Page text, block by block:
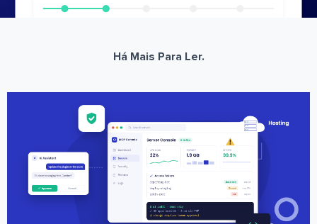
Há Mais Para Ler.